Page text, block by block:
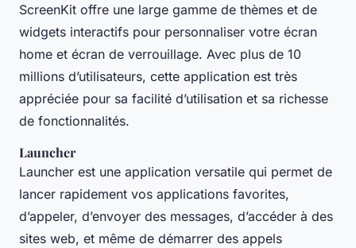
ScreenKit offre une large gamme de thèmes et de
widgets interactifs pour personnaliser votre écran
home et écran de verrouillage. Avec plus de 10
millions d’utilisateurs, cette application est très
appréciée pour sa facilité d’utilisation et sa richesse
de fonctionnalités.
Launcher
Launcher est une application versatile qui permet de
lancer rapidement vos applications favorites,
d’appeler, d’envoyer des messages, d’accéder à des
sites web, et même de démarrer des appels